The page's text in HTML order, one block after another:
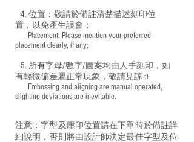
4. 位置：敬請於備註清楚描述刻印位
置，以免產生誤會；
​ Placement: Please mention your preferred
placement clearly, if any;
5. 所有字母/數字/圖案均由人手刻印，如
有輕微偏差屬正常現象，敬請見諒 :)
​ Embossing and aligning are manual operated,
slighting deviations are inevitable.
注意：字型及壓印位置請在下單時於備註詳
細說明，否則將由設計師決定最佳字型及位